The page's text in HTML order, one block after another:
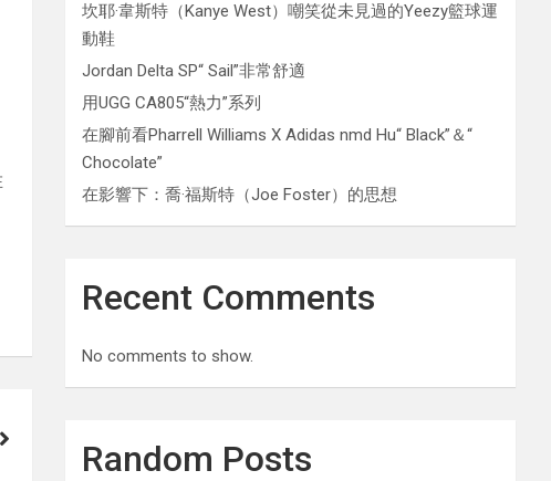
坎耶·韋斯特（Kanye West）嘲笑從未見過的Yeezy籃球運
動鞋
Jordan Delta SP“ Sail”非常舒適
用UGG CA805“熱力”系列
在腳前看Pharrell Williams X Adidas nmd Hu“ Black”＆“
Chocolate”
在影響下：喬·福斯特（Joe Foster）的思想
Recent Comments
No comments to show.
Random Posts